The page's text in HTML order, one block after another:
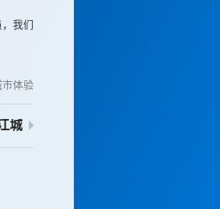
我们
市体验
城